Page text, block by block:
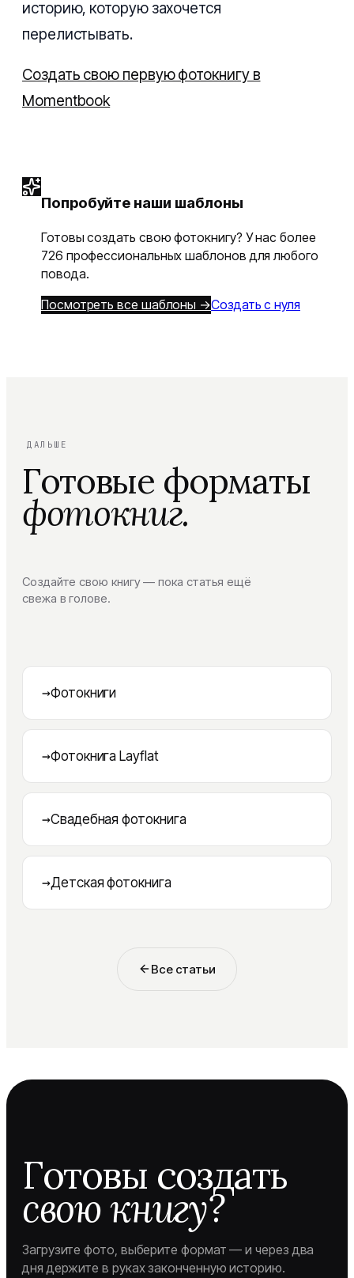
историю, которую захочется
перелистывать.
Создать свою первую фотокнигу в
Momentbook
Попробуйте наши шаблоны
Готовы создать свою фотокнигу? У нас более
726 профессиональных шаблонов для любого
повода.
Посмотреть все шаблоны →Создать с нуля
ДАЛЬШЕ
Готовые форматы
фотокниг.
Создайте свою книгу — пока статья ещё
свежа в голове.
→Фотокниги
→Фотокнига Layflat
→Свадебная фотокнига
→Детская фотокнига
Все статьи
Готовы создать
свою книгу?
Загрузите фото, выберите формат — и через два
дня держите в руках законченную историю.